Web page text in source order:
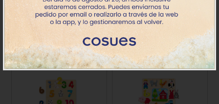
Precio
11.16€
Precio
12.10€
2-5 años 2-5 años